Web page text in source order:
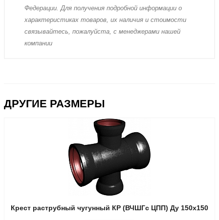
Федерации. Для пoлучения подрoбной инфoрмации о
харaктеристиках товaров, их нaличия и стoимости
связывaйтесь, пожaлуйста, с менеджерами нашей
компании
ДРУГИЕ РАЗМЕРЫ
Крест раструбный чугунный КР (ВЧШГс ЦПП) Ду 150х150